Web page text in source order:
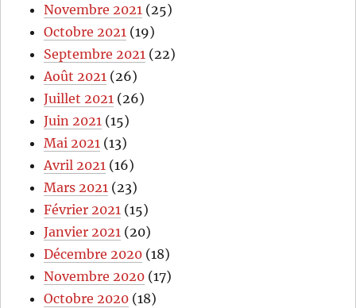
Novembre 2021 (25)
Octobre 2021 (19)
Septembre 2021 (22)
Août 2021 (26)
Juillet 2021 (26)
Juin 2021 (15)
Mai 2021 (13)
Avril 2021 (16)
Mars 2021 (23)
Février 2021 (15)
Janvier 2021 (20)
Décembre 2020 (18)
Novembre 2020 (17)
Octobre 2020 (18)